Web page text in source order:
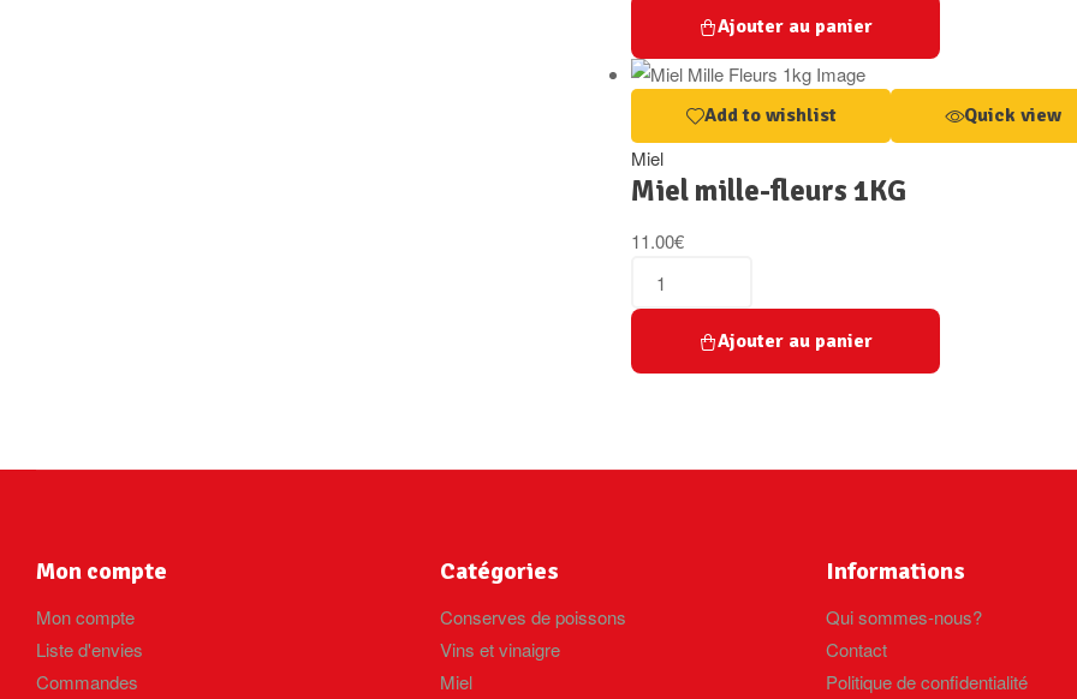
Ajouter au panier
Add to wishlist Quick view
Miel
Miel mille-fleurs 1KG
11.00€
Ajouter au panier
Mon compte
Mon compte
Liste d'envies
Commandes
Catégories
Conserves de poissons
Vins et vinaigre
Miel
Informations
Qui sommes-nous?
Contact
Politique de confidentialité